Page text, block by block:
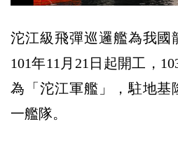
沱江級飛彈巡邏艦為我國
101年11月21日起開工，
為「沱江軍艦」，駐地基
一艦隊。